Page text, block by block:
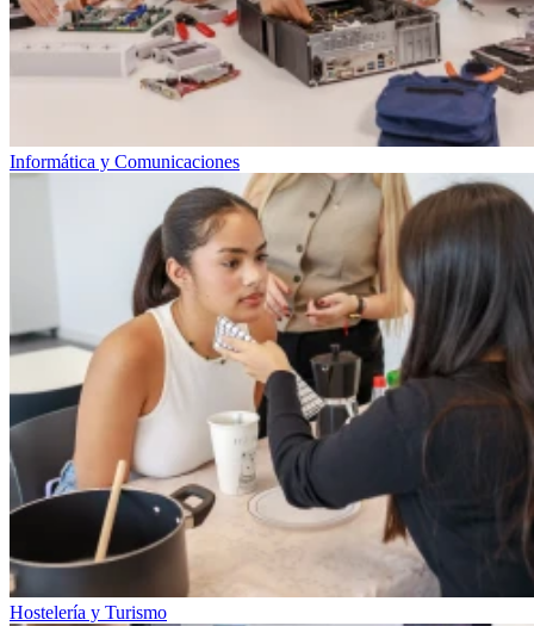
Informática y Comunicaciones
Hostelería y Turismo